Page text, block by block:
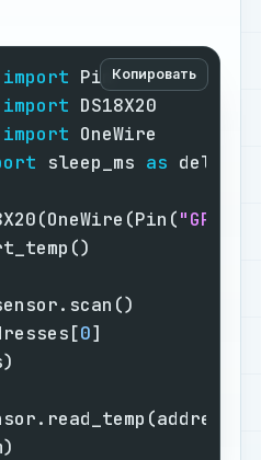
Копировать
import
import
import
sleep_ms as delay
"GP17"
0